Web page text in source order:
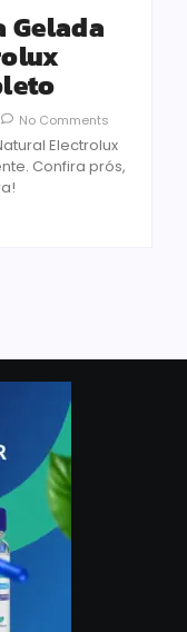
Gelada
No Comments
Electrolux
Confira prós,